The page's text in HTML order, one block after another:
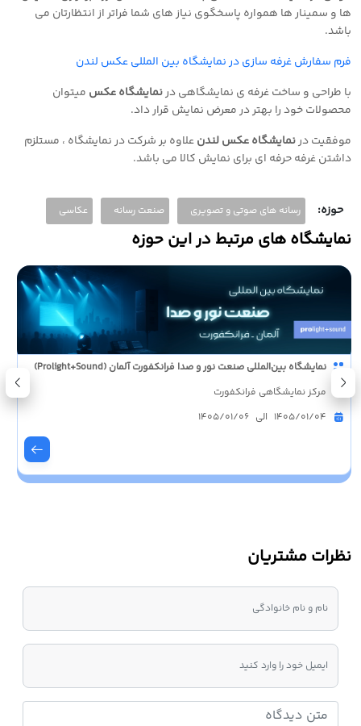
ها و سمینار ها همواره پاسخگوی نیاز های شما فراتر از انتظارتان می
باشد.
فرم سفارش غرفه سازی در نمایشگاه بین المللی عکس لندن
با طراحی و ساخت غرفه ی نمایشگاهی درنمایشگاه عکس میتوان
محصولات خود را بهتر در معرض نمایش قرار داد.
موفقیت درنمایشگاه عکس لندنعلاوه بر شرکت در نمایشگاه ، مستلزم
داشتن غرفه حرفه ای برای نمایش کالا می باشد.
حوزه: رسانه های صوتی و تصویری صنعت رسانه عکاسی
نمایشگاه های مرتبط در این حوزه
نمایشگاه بین‌المللی صنعت نور و صدا فرانکفورت آلمان (Prolight+Sound)
مرکز نمایشگاهی فرانکفورت
1405/01/04 الی 1405/01/06
نظرات مشتریان